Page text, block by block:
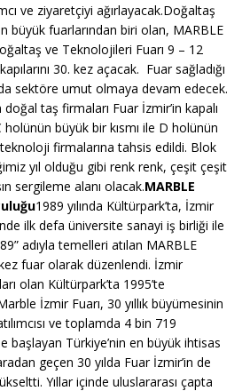
ve ziyaretçiyi ağırlayacak.Doğaltaş
büyük fuarlarından biri olan, MARBLE
ve Teknolojileri Fuarı 9 – 12
30. kez açacak. Fuar sağladığı
sektöre umut olmaya devam edecek.
taş firmaları Fuar İzmir’in kapalı
büyük bir kısmı ile D holünün
firmalarına tahsis edildi. Blok
yıl olduğu gibi renk renk, çeşit çeşit
sergileme alanı olacak.MARBLE
1989 yılında Kültürpark’ta, İzmir
ilk defa üniversite sanayi iş birliği ile
adıyla temelleri atılan MARBLE
fuar olarak düzenlendi. İzmir
olan Kültürpark’ta 1995’te
İzmir Fuarı, 30 yıllık büyümesinin
ve toplamda 4 bin 719
başlayan Türkiye’nin en büyük ihtisas
geçen 30 yılda Fuar İzmir’in de
Yıllar içinde uluslararası çapta